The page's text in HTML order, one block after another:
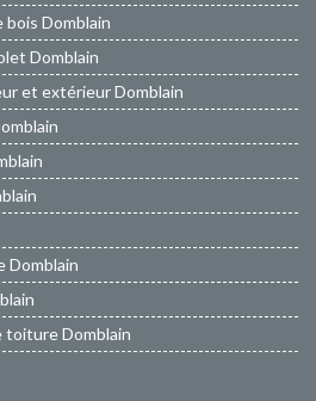
Domblain
Domblain
et extérieur Domblain
Domblain
toiture Domblain